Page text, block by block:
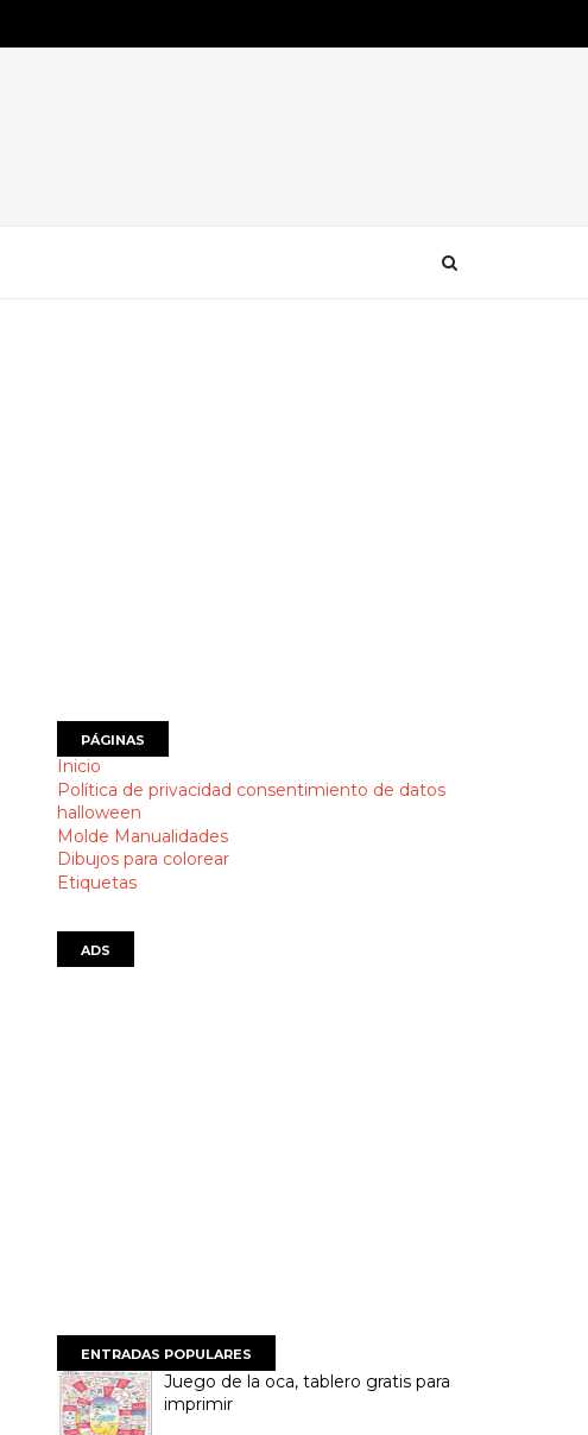
PÁGINAS
Inicio
Política de privacidad consentimiento de datos
halloween
Molde Manualidades
Dibujos para colorear
Etiquetas
ADS
ENTRADAS POPULARES
Juego de la oca, tablero gratis para
imprimir